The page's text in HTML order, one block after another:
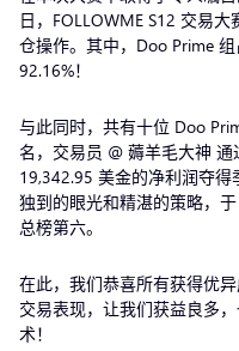
日，FOLLOWME S12 交易
仓操作。其中，Doo Prime
92.16%！
与此同时，共有十位 Doo
名，交易员 @ 薅羊毛大神
19,342.95 美金的净利润夺
独到的眼光和精湛的策略，
总榜第六。
在此，我们恭喜所有获得优
交易表现，让我们获益良多
术！